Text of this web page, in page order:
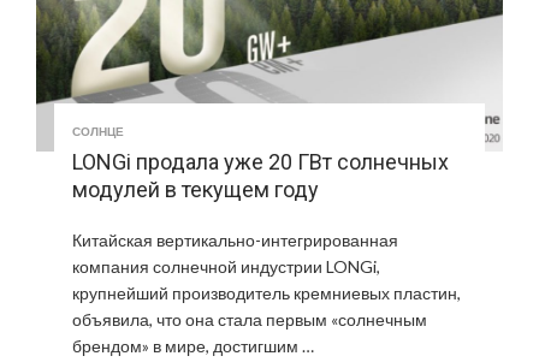
СОЛНЦЕ
LONGi продала уже 20 ГВт солнечных
модулей в текущем году
Китайская вертикально-интегрированная
компания солнечной индустрии LONGi,
крупнейший производитель кремниевых пластин,
объявила, что она стала первым «солнечным
брендом» в мире, достигшим …